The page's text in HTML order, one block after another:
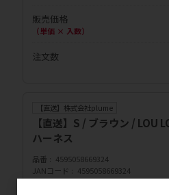
販売価格
（単価 × 入数）
注文数
【直送】株式会社plume
【直送】S / ブラウン /
ハーネス
品番
4595058669324
JANコード
4595058669324
メーカー希望小売価格
9,000円